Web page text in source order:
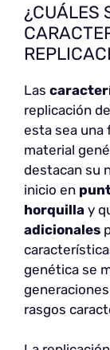
¿CUÁLES
Las
replicación
esta sea una
material
destacan su
inicio en
horquilla y
adicionales
genética se
rasgos